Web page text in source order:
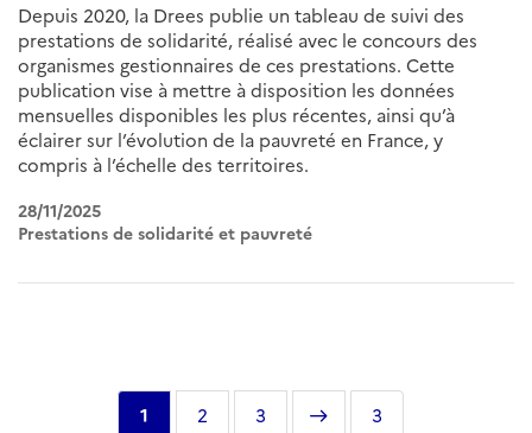
Depuis 2020, la Drees publie un tableau de suivi des
prestations de solidarité, réalisé avec le concours des
organismes gestionnaires de ces prestations. Cette
publication vise à mettre à disposition les données
mensuelles disponibles les plus récentes, ainsi qu’à
éclairer sur l’évolution de la pauvreté en France, y
compris à l’échelle des territoires.
28/11/2025
Prestations de solidarité et pauvreté
Page
1 Page
2 Page
3
Page
Dernière
3